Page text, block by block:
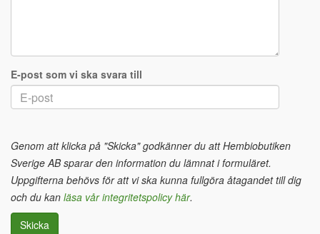
E-post som vi ska svara till
Genom att klicka på "Skicka" godkänner du att Hembiobutiken
Sverige AB sparar den information du lämnat i formuläret.
Uppgifterna behövs för att vi ska kunna fullgöra åtagandet till dig
och du kan läsa vår integritetspolicy här.
Skicka